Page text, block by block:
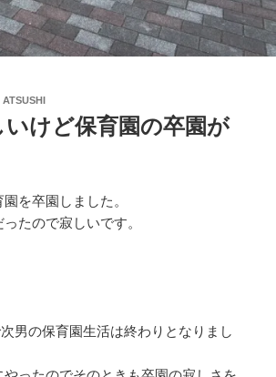
ATSUSHI
いけど保育園の卒園が
を卒園しました。
たので寂しいです。
男の保育園生活は終わりとなりまし